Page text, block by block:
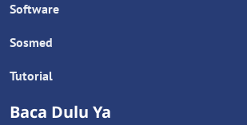
Software
Sosmed
Tutorial
Baca Dulu Ya